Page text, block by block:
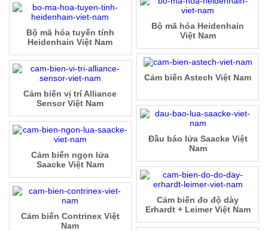
Bộ mã hóa Heidenhain
Việt Nam
Bộ mã hóa tuyến tính
Heidenhain Việt Nam
Cảm biến Astech Việt Nam
Cảm biến vị trí Alliance
Sensor Việt Nam
Đầu báo lửa Saacke Việt
Nam
Cảm biến ngọn lửa
Saacke Việt Nam
Cảm biến đo độ dày
Erhardt + Leimer Việt Nam
Cảm biến Contrinex Việt
Nam